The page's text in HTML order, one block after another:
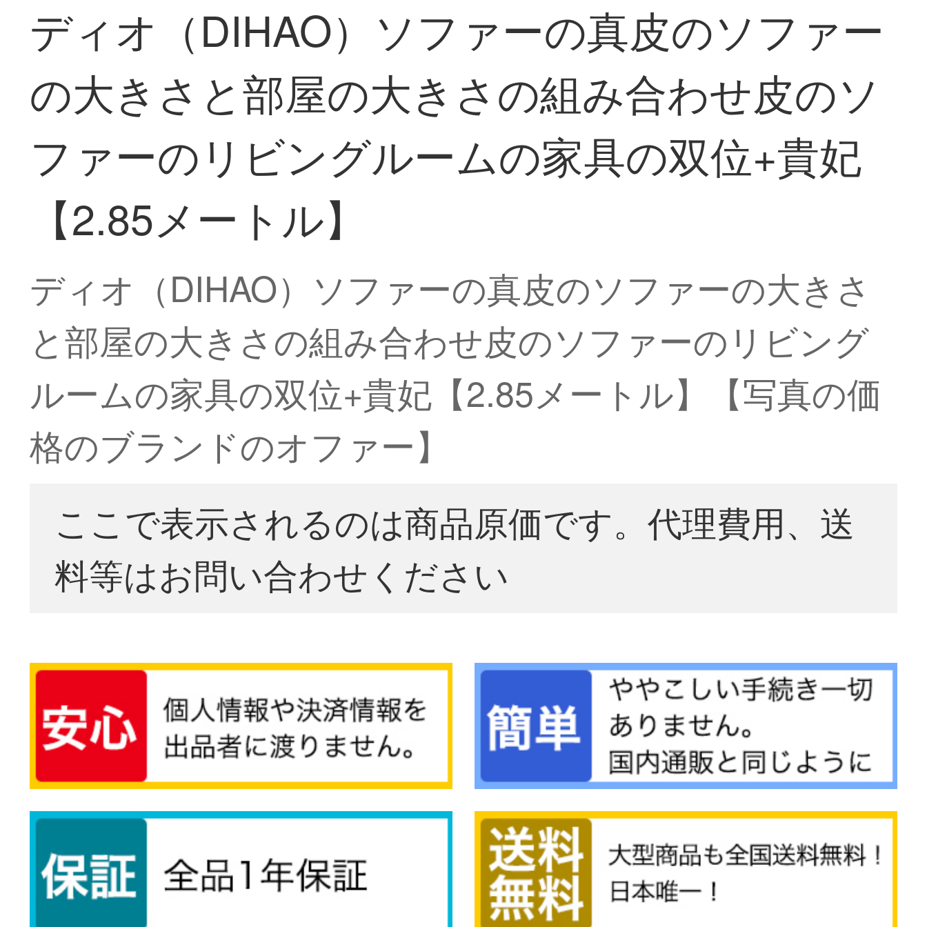
ディオ（DIHAO）ソファーの真皮のソファー
の大きさと部屋の大きさの組み合わせ皮のソ
ファーのリビングルームの家具の双位+貴妃
【2.85メートル】
ディオ（DIHAO）ソファーの真皮のソファーの大きさ
と部屋の大きさの組み合わせ皮のソファーのリビング
ルームの家具の双位+貴妃【2.85メートル】【写真の価
格のブランドのオファー】
ここで表示されるのは商品原価です。代理費用、送
料等はお問い合わせください